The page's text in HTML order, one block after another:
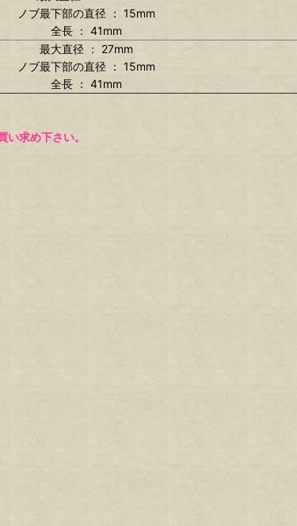
ノブ最下部の直径 ： 15mm
全長 ： 41mm
最大直径 ： 27mm
ノブ最下部の直径 ： 15mm
全長 ： 41mm
求め下さい。